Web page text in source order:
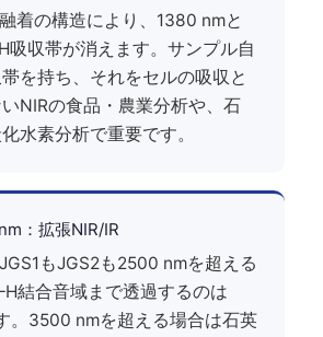
着の構造により、1380 nmと
吸収帯が消えます。サンプル自
を持ち、それをセルの吸収と
NIRの食品・農業分析や、石
水素分析で重要です。
：拡張NIR/IR
JGS1もJGS2も2500 nmを超える
結合音域まで透過するのは
。3500 nmを超える場合は石英